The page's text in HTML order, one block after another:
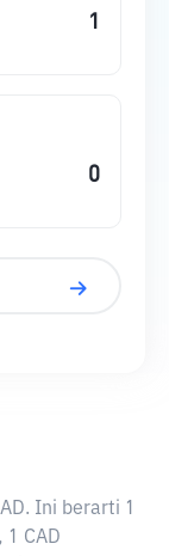
. Ini berarti 1
1 CAD